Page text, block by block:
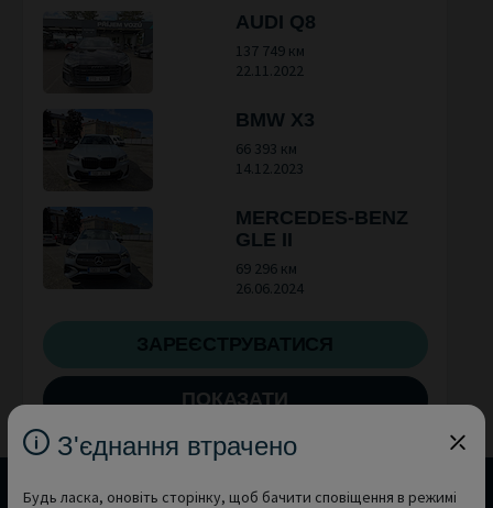
AUDI Q8
137 749 км
22.11.2022
BMW X3
66 393 км
14.12.2023
MERCEDES-BENZ
GLE II
69 296 км
26.06.2024
ПОКАЗАТИ
З'єднання втрачено
Будь ласка, оновіть сторінку, щоб бачити сповіщення в режимі